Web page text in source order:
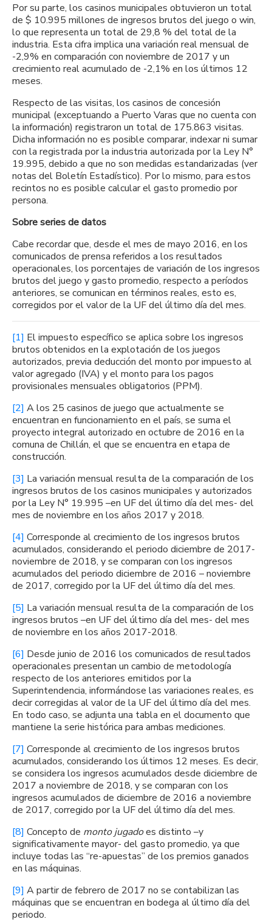
Por su parte, los casinos municipales obtuvieron un total
de $ 10.995 millones de ingresos brutos del juego o win,
lo que representa un total de 29,8 % del total de la
industria. Esta cifra implica una variación real mensual de
-2,9% en comparación con noviembre de 2017 y un
crecimiento real acumulado de -2,1% en los últimos 12
meses.
Respecto de las visitas, los casinos de concesión
municipal (exceptuando a Puerto Varas que no cuenta con
la información) registraron un total de 175.863 visitas.
Dicha información no es posible comparar, indexar ni sumar
con la registrada por la industria autorizada por la Ley N°
19.995, debido a que no son medidas estandarizadas (ver
notas del Boletín Estadístico). Por lo mismo, para estos
recintos no es posible calcular el gasto promedio por
persona.
Sobre series de datos
Cabe recordar que, desde el mes de mayo 2016, en los
comunicados de prensa referidos a los resultados
operacionales, los porcentajes de variación de los ingresos
brutos del juego y gasto promedio, respecto a períodos
anteriores, se comunican en términos reales, esto es,
corregidos por el valor de la UF del último día del mes.
[1] El impuesto específico se aplica sobre los ingresos
brutos obtenidos en la explotación de los juegos
autorizados, previa deducción del monto por impuesto al
valor agregado (IVA) y el monto para los pagos
provisionales mensuales obligatorios (PPM).
[2] A los 25 casinos de juego que actualmente se
encuentran en funcionamiento en el país, se suma el
proyecto integral autorizado en octubre de 2016 en la
comuna de Chillán, el que se encuentra en etapa de
construcción.
[3] La variación mensual resulta de la comparación de los
ingresos brutos de los casinos municipales y autorizados
por la Ley N° 19.995 –en UF del último día del mes- del
mes de noviembre en los años 2017 y 2018.
[4] Corresponde al crecimiento de los ingresos brutos
acumulados, considerando el periodo diciembre de 2017-
noviembre de 2018, y se comparan con los ingresos
acumulados del periodo diciembre de 2016 – noviembre
de 2017, corregido por la UF del último día del mes.
[5] La variación mensual resulta de la comparación de los
ingresos brutos –en UF del último día del mes- del mes
de noviembre en los años 2017-2018.
[6] Desde junio de 2016 los comunicados de resultados
operacionales presentan un cambio de metodología
respecto de los anteriores emitidos por la
Superintendencia, informándose las variaciones reales, es
decir corregidas al valor de la UF del último día del mes.
En todo caso, se adjunta una tabla en el documento que
mantiene la serie histórica para ambas mediciones.
[7] Corresponde al crecimiento de los ingresos brutos
acumulados, considerando los últimos 12 meses. Es decir,
se considera los ingresos acumulados desde diciembre de
2017 a noviembre de 2018, y se comparan con los
ingresos acumulados de diciembre de 2016 a noviembre
de 2017, corregido por la UF del último día del mes.
[8] Concepto de monto jugadoes distinto –y
significativamente mayor- del gasto promedio, ya que
incluye todas las “re-apuestas” de los premios ganados
en las máquinas.
[9] A partir de febrero de 2017 no se contabilizan las
máquinas que se encuentran en bodega al último día del
periodo.